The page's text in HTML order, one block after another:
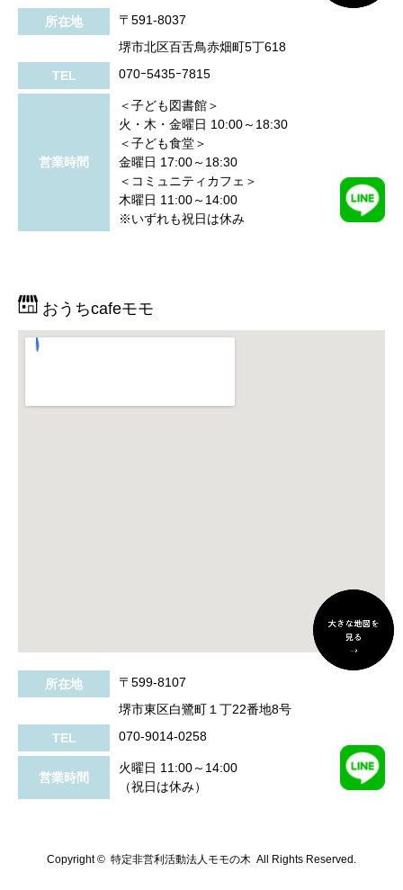
所在地
〒591-8037
堺市北区百舌鳥赤畑町5丁618
TEL
070ｰ5435ｰ7815
営業時間
＜子ども図書館＞
火・木・金曜日 10:00～18:30
＜子ども食堂＞
金曜日 17:00～18:30
＜コミュニティカフェ＞
木曜日 11:00～14:00
※いずれも祝日は休み
おうちcafeモモ
所在地
〒599-8107
堺市東区白鷺町１丁22番地8号
TEL
070-9014-0258
営業時間
火曜日 11:00～14:00
（祝日は休み）
Copyright © 特定非営利活動法人モモの木 All Rights Reserved.